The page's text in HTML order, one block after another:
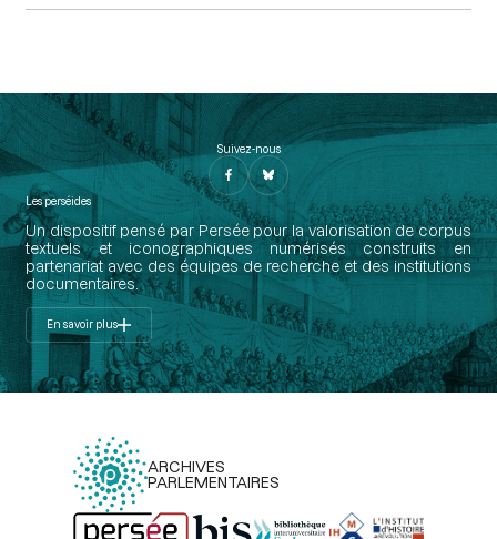
Suivez-nous
Les perséides
Un dispositif pensé par Persée pour la valorisation de corpus
textuels et iconographiques numérisés construits en
partenariat avec des équipes de recherche et des institutions
documentaires.
En savoir plus
ARCHIVES
PARLEMENTAIRES